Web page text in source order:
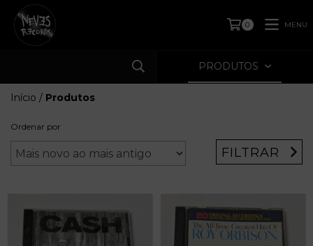
0 MENU
PRODUTOS
Início / Produtos
Ordenar por
FILTRAR